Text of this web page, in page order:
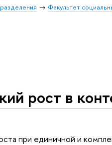
Факультет
рост в
при единичной и